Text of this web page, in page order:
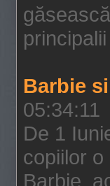
Barbie
05:34:11
De 1
copiilor
Barbie,